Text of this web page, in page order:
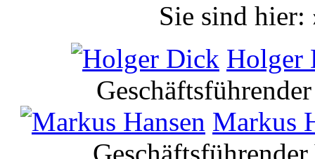
Sie sind
Holger
Markus